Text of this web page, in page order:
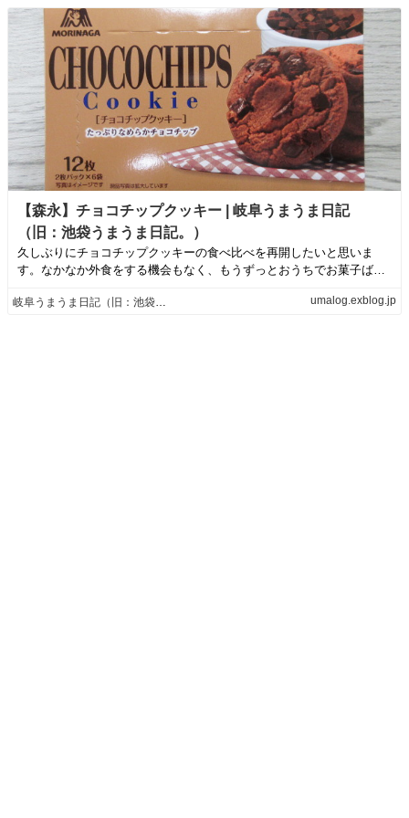
【森永】チョコチップクッキー | 岐阜うまうま日記
（旧：池袋うまうま日記。）
久しぶりにチョコチップクッキーの食べ比べを再開したいと思いま
す。なかなか外食をする機会もなく、もうずっとおうちでお菓子ばっ
岐阜うまうま日記（旧：池袋うまうま日記。） umalog.exblog.jp